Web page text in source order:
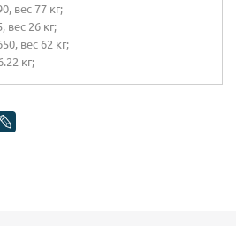
вес 77 кг;
вес 26 кг;
вес 62 кг;
кг;